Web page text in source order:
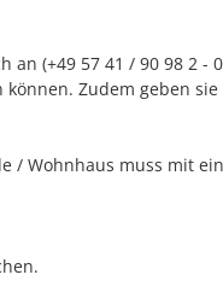
(+49 57 41 / 90 98 2
Zudem geben
muss mit